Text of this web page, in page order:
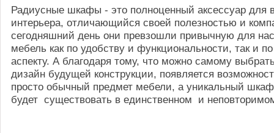
Радиусные шкафы - это полноценный аксессуар для
интерьера, отличающийся своей полезностью и
сегодняшний день они превзошли привычную для
мебель как по удобству и функциональности, так и
аспекту. А благодаря тому, что можно самому
дизайн будущей конструкции, появляется
просто обычный предмет мебели, а уникальный
будет существовать в единственном и